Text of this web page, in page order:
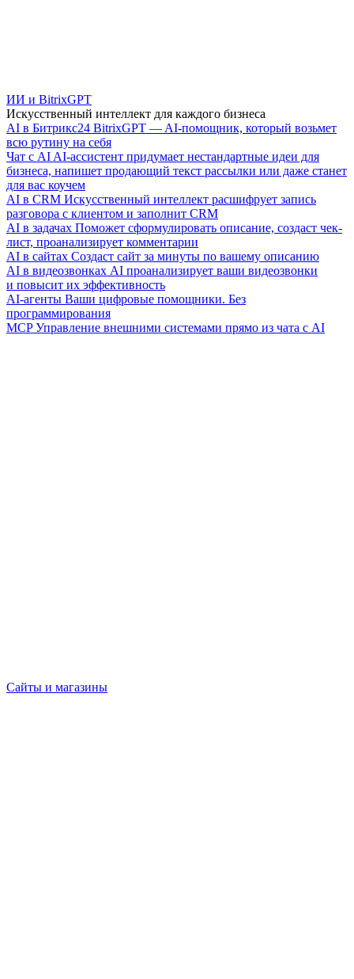
ИИ и BitrixGPT
Искусственный интеллект для каждого бизнеса
AI в Битрикс24 BitrixGPT — AI-помощник, который возьмет
всю рутину на себя
Чат с AI AI-ассистент придумает нестандартные идеи для
бизнеса, напишет продающий текст рассылки или даже станет
для вас коучем
AI в CRM Искусственный интеллект расшифрует запись
разговора с клиентом и заполнит CRM
AI в задачах Поможет сформулировать описание, создаст чек-
лист, проанализирует комментарии
AI в сайтах Создаст сайт за минуты по вашему описанию
AI в видеозвонках AI проанализирует ваши видеозвонки
и повысит их эффективность
AI-агенты Ваши цифровые помощники. Без
программирования
MCP Управление внешними системами прямо из чата с AI
Сайты и магазины